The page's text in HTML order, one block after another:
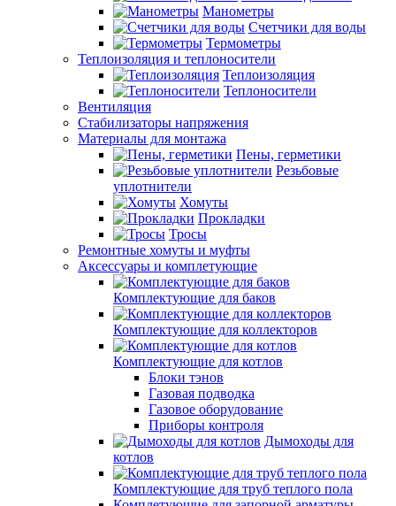
Манометры
Счетчики для воды
Термометры
Теплоизоляция и теплоносители
Теплоизоляция
Теплоносители
Вентиляция
Стабилизаторы напряжения
Материалы для монтажа
Пены, герметики
Резьбовые
уплотнители
Хомуты
Прокладки
Тросы
Ремонтные хомуты и муфты
Аксессуары и комплетующие
Комплектующие для баков
Комплектующие для коллекторов
Комплектующие для котлов
Блоки тэнов
Газовая подводка
Газовое оборудование
Приборы контроля
Дымоходы для
котлов
Комплектующие для труб теплого пола